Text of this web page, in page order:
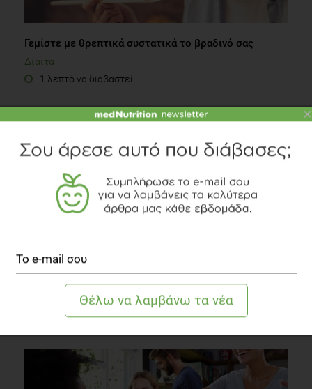
Γεμίστε με θρεπτικά συστατικά το βραδινό σας
Δίαιτα
1 λεπτό να διαβαστεί
της διατροφής
Συστάσεις Διατροφής
2 λεπτά να διαβαστεί
×